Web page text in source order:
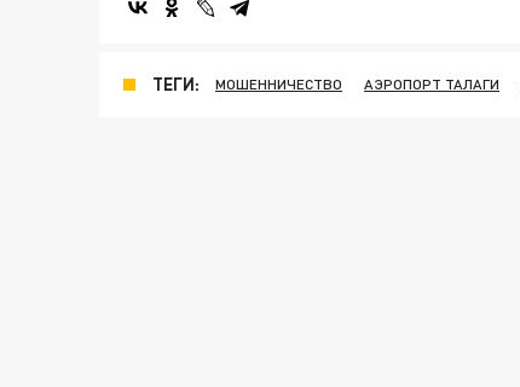
ТЕГИ: МОШЕННИЧЕСТВО АЭРОПОРТ ТАЛАГИ